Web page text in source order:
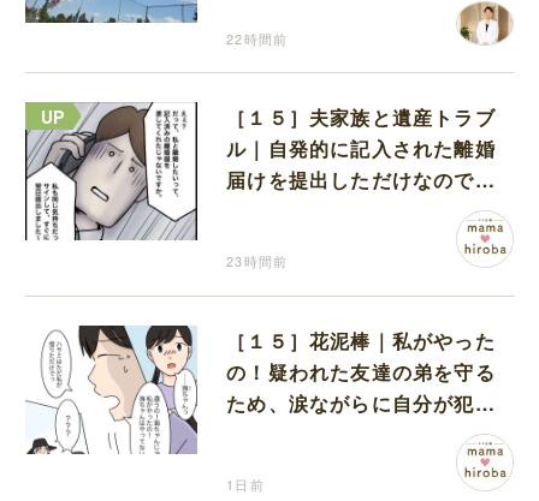
22時間前
［１５］夫家族と遺産トラブ
ル｜自発的に記入された離婚
届けを提出しただけなので、
23時間前
［１５］花泥棒｜私がやった
の！疑われた友達の弟を守る
ため、涙ながらに自分が犯人
1日前